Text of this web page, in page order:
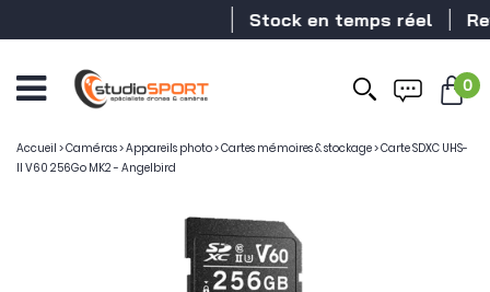
Stock en temps réel
0
Accueil >Caméras>Appareils photo>Cartes mémoires & stockage>Carte SDXC UHS-
II V60 256Go MK2 - Angelbird